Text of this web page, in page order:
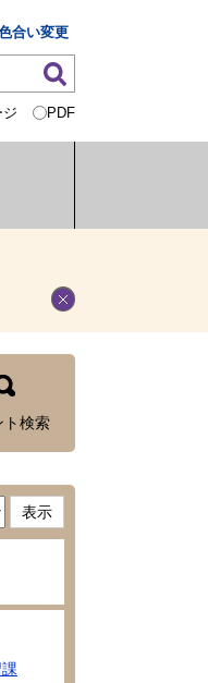
合い変更
ジ PDF
ト検索